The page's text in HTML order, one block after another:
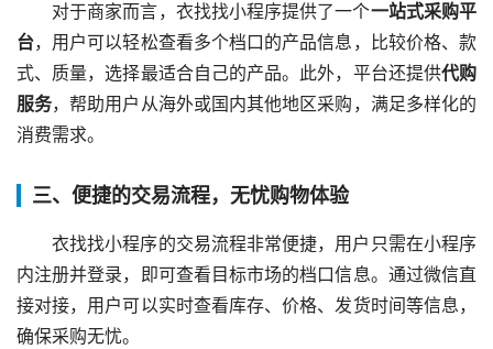
对于商家而言，衣找找小程序提供了一个一站式采购平
台，用户可以轻松查看多个档口的产品信息，比较价格、款
式、质量，选择最适合自己的产品。此外，平台还提供代购
服务，帮助用户从海外或国内其他地区采购，满足多样化的
消费需求。
三、便捷的交易流程，无忧购物体验
衣找找小程序的交易流程非常便捷，用户只需在小程序
内注册并登录，即可查看目标市场的档口信息。通过微信直
接对接，用户可以实时查看库存、价格、发货时间等信息，
确保采购无忧。